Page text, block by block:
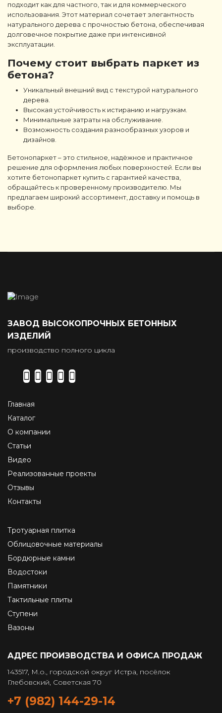
подходит как для частного, так и для коммерческого
использования. Этот материал сочетает элегантность
натурального дерева с прочностью бетона, обеспечивая
долговечное покрытие даже при интенсивной
эксплуатации.
Почему стоит выбрать паркет из
бетона?
Уникальный внешний вид с текстурой натурального
дерева.
Высокая устойчивость к истиранию и нагрузкам.
Минимальные затраты на обслуживание.
Возможность создания разнообразных узоров и
дизайнов.
Бетонопаркет– это стильное, надёжное и практичное
решение для оформления любых поверхностей. Если вы
хотите бетонопаркет купить с гарантией качества,
обращайтесь к проверенному производителю. Мы
предлагаем широкий ассортимент, доставку и помощь в
выборе.
ЗАВОД ВЫСОКОПРОЧНЫХ БЕТОННЫХ
ИЗДЕЛИЙ
производство полного цикла
Главная
Каталог
О компании
Статьи
Видео
Реализованные проекты
Отзывы
Контакты
Тротуарная плитка
Облицовочные материалы
Бордюрные камни
Водостоки
Памятники
Тактильные плиты
Ступени
Вазоны
АДРЕС ПРОИЗВОДСТВА И ОФИСА ПРОДАЖ
143517, М.о., городской округ Истра, посёлок
Глебовский, Советская 70
+7 (982) 144-29-14